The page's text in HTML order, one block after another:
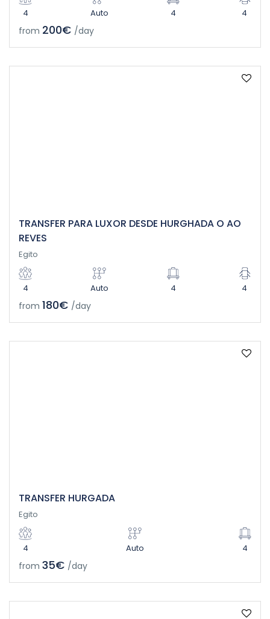
4 Auto 4 4
from 200€ /day
TRANSFER PARA LUXOR DESDE HURGHADA O AO
REVES
Egito
4 Auto 4 4
from 180€ /day
TRANSFER HURGADA
Egito
4 Auto 4
from 35€ /day